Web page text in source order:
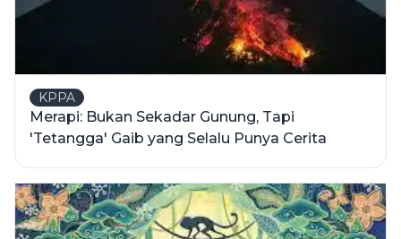
KPPA
Merapi: Bukan Sekadar Gunung, Tapi
'Tetangga' Gaib yang Selalu Punya Cerita